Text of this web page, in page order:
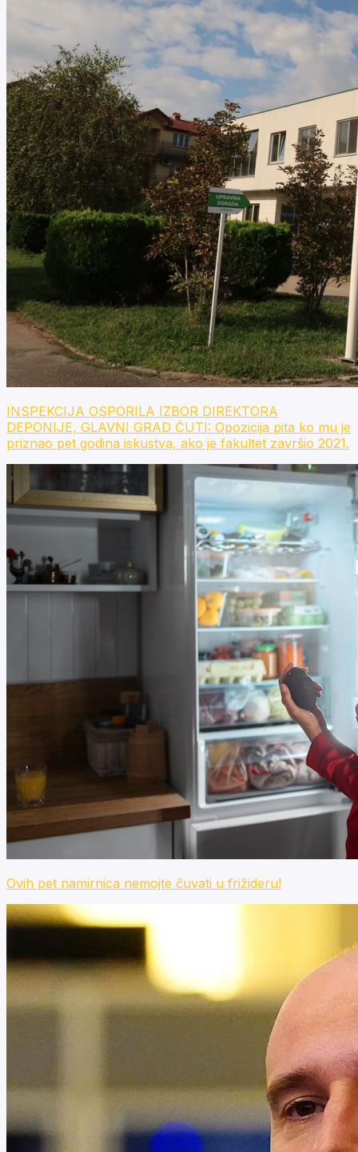
INSPEKCIJA OSPORILA IZBOR DIREKTORA
DEPONIJE, GLAVNI GRAD ĆUTI: Opozicija pita ko mu je
priznao pet godina iskustva, ako je fakultet završio 2021.
Ovih pet namirnica nemojte čuvati u frižideru!